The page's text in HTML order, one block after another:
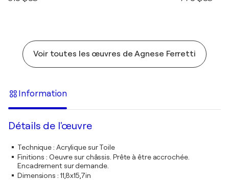
Voir toutes les œuvres de Agnese Ferretti
Information
Détails de l'œuvre
Technique: Acrylique sur Toile
Finitions : Oeuvre sur châssis. Prête à être accrochée.
Encadrement sur demande.
Dimensions : 11,8x15,7in